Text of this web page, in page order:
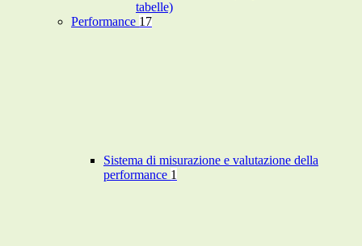
tabelle)
Performance 17
Sistema di misurazione e valutazione della
performance 1